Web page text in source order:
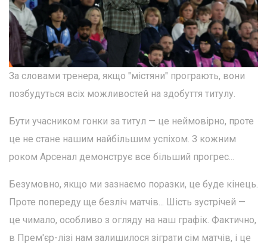
За словами тренера, якщо "містяни" програють, вони
позбудуться всіх можливостей на здобуття титулу.
Бути учасником гонки за титул — це неймовірно, проте
це не стане нашим найбільшим успіхом. З кожним
роком Арсенал демонструє все більший прогрес...
Безумовно, якщо ми зазнаємо поразки, це буде кінець.
Проте попереду ще безліч матчів... Шість зустрічей —
це чимало, особливо з огляду на наш графік. Фактично,
в Прем'єр-лізі нам залишилося зіграти сім матчів, і це